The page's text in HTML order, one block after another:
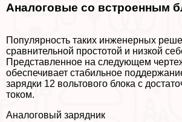
Аналоговые со встроенным
Популярность таких инженерных
сравнительной простотой и низкой
Представленное на следующем
обеспечивает стабильное
зарядки 12 вольтового блока с
током.
Аналоговый зарядник